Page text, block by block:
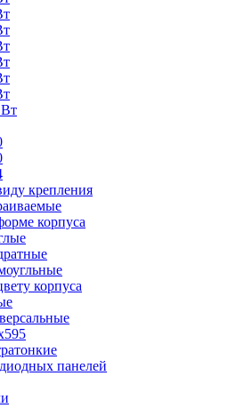
крепления
корпуса
корпуса
панелей